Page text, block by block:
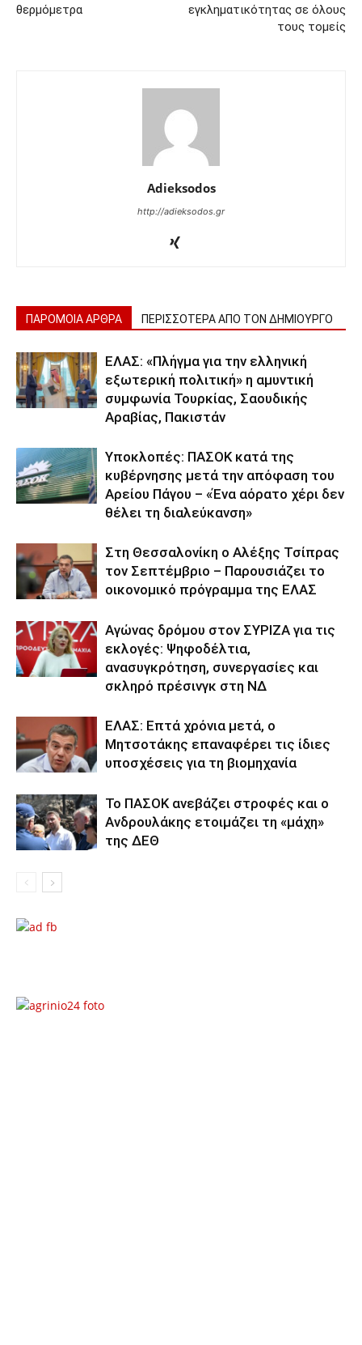
θερμόμετρα
εγκληματικότητας σε όλους
τους τομείς
Adieksodos
http://adieksodos.gr
ΠΑΡΟΜΟΙΑ ΑΡΘΡΑ ΠΕΡΙΣΣΟΤΕΡΑ ΑΠΟ ΤΟΝ ΔΗΜΙΟΥΡΓΟ
ΕΛΑΣ: «Πλήγμα για την ελληνική
εξωτερική πολιτική» η αμυντική
συμφωνία Τουρκίας, Σαουδικής
Αραβίας, Πακιστάν
Υποκλοπές: ΠΑΣΟΚ κατά της
κυβέρνησης μετά την απόφαση του
Αρείου Πάγου – «Ένα αόρατο χέρι δεν
θέλει τη διαλεύκανση»
Στη Θεσσαλονίκη ο Αλέξης Τσίπρας
τον Σεπτέμβριο – Παρουσιάζει το
οικονομικό πρόγραμμα της ΕΛΑΣ
Αγώνας δρόμου στον ΣΥΡΙΖΑ για τις
εκλογές: Ψηφοδέλτια,
ανασυγκρότηση, συνεργασίες και
σκληρό πρέσινγκ στη ΝΔ
ΕΛΑΣ: Επτά χρόνια μετά, ο
Μητσοτάκης επαναφέρει τις ίδιες
υποσχέσεις για τη βιομηχανία
Το ΠΑΣΟΚ ανεβάζει στροφές και ο
Ανδρουλάκης ετοιμάζει τη «μάχη»
της ΔΕΘ